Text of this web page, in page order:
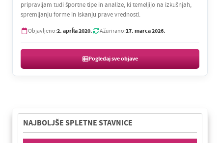
pripravljam tudi športne tipe in analize, ki temeljijo na izkušnjah,
spremljanju forme in iskanju prave vrednosti.
Objavljeno:2. apríla 2020. Ažurirano:17. marca 2026.
Pogledaj sve objave
NAJBOLJŠE SPLETNE STAVNICE